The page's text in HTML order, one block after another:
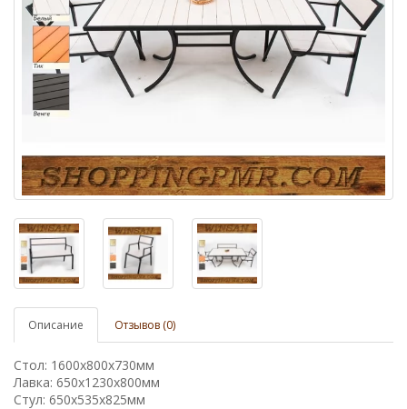
Описание Отзывов (0)
Стол: 1600х800х730мм
Лавка: 650х1230х800мм
Стул: 650х535х825мм